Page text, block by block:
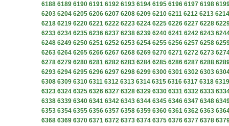
6188 6189 6190 6191 6192 6193 6194 6195 6196 6197 6198
6203 6204 6205 6206 6207 6208 6209 6210 6211 6212 6213 6214
6218 6219 6220 6221 6222 6223 6224 6225 6226 6227 6228
6233 6234 6235 6236 6237 6238 6239 6240 6241 6242 6243
6248 6249 6250 6251 6252 6253 6254 6255 6256 6257 6258
6263 6264 6265 6266 6267 6268 6269 6270 6271 6272 6273
6278 6279 6280 6281 6282 6283 6284 6285 6286 6287 6288
6293 6294 6295 6296 6297 6298 6299 6300 6301 6302 6303
6308 6309 6310 6311 6312 6313 6314 6315 6316 6317 6318 6319
6323 6324 6325 6326 6327 6328 6329 6330 6331 6332 6333
6338 6339 6340 6341 6342 6343 6344 6345 6346 6347 6348
6353 6354 6355 6356 6357 6358 6359 6360 6361 6362 6363
6368 6369 6370 6371 6372 6373 6374 6375 6376 6377 6378